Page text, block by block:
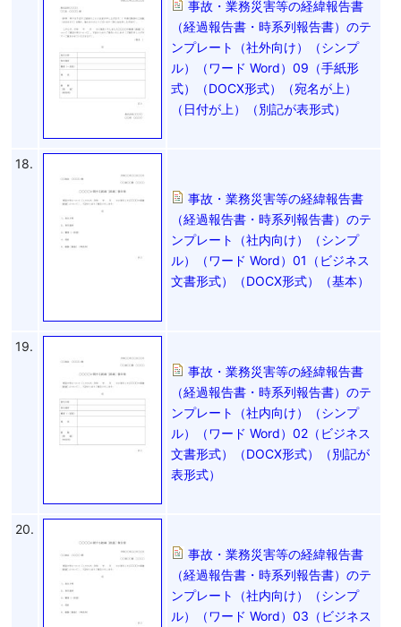
事故・業務災害等の経緯報告書
（経過報告書・時系列報告書）のテ
ンプレート（社外向け）（シンプ
ル）（ワード Word）09（手紙形
式）（DOCX形式）（宛名が上）
（日付が上）（別記が表形式）
18.
事故・業務災害等の経緯報告書
（経過報告書・時系列報告書）のテ
ンプレート（社内向け）（シンプ
ル）（ワード Word）01（ビジネス
文書形式）（DOCX形式）（基本）
19.
事故・業務災害等の経緯報告書
（経過報告書・時系列報告書）のテ
ンプレート（社内向け）（シンプ
ル）（ワード Word）02（ビジネス
文書形式）（DOCX形式）（別記が
表形式）
20.
事故・業務災害等の経緯報告書
（経過報告書・時系列報告書）のテ
ンプレート（社内向け）（シンプ
ル）（ワード Word）03（ビジネス